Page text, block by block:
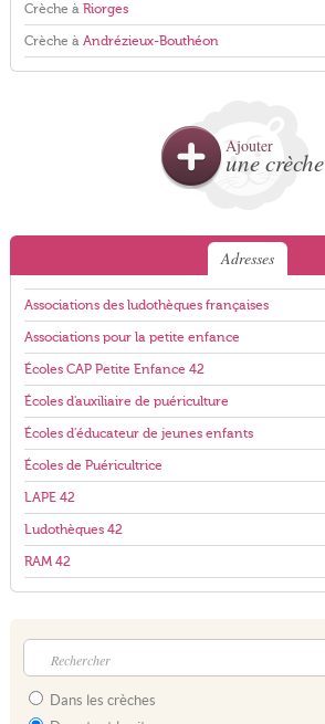
Crèche à Riorges
Crèche à Andrézieux-Bouthéon
Ajouter
une crèche
Adresses
Associations des ludothèques françaises
Associations pour la petite enfance
Écoles CAP Petite Enfance 42
Écoles d'auxiliaire de puériculture
Écoles d'éducateur de jeunes enfants
Écoles de Puéricultrice
LAPE 42
Ludothèques 42
RAM 42
Dans les crèches